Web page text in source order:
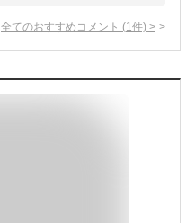
全てのおすすめコメント (1 件) >